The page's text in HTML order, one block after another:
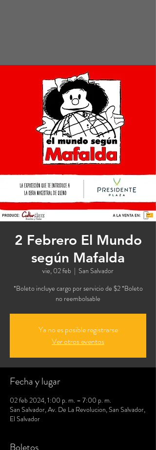
2 Febrero El Mundo
según Mafalda
vie, 02 feb
  |
San Salvador
*Boleto incluye cargo por servicio de $2 *Boleto
no reembolsable
Ya no es posible registrarse
Ver otros eventos
Fecha y lugar
02 feb 2024, 1:00 p. m. – 7:00 p. m.
San Salvador, Av. De La Revolucion, San Salvador,
El Salvador